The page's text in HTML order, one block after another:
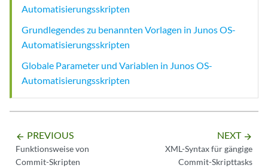
Automatisierungsskripten
Grundlegendes zu benannten Vorlagen in Junos OS-
Automatisierungsskripten
Globale Parameter und Variablen in Junos OS-
Automatisierungsskripten
arrow_backward PREVIOUS
Funktionsweise von
Commit-Skripten
NEXT arrow_forward
XML-Syntax für gängige
Commit-Skripttasks